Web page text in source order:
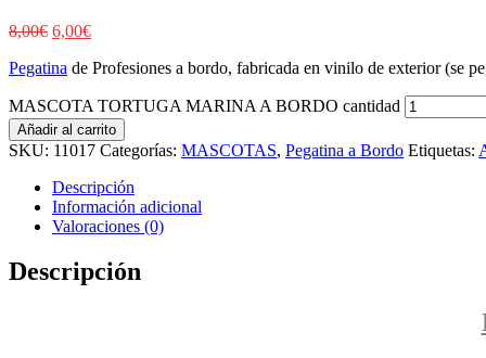
8,00€ 6,00€
Pegatina de Profesiones a bordo, fabricada en vinilo de exterior (se
MASCOTA TORTUGA MARINA A BORDO cantidad
Añadir al carrito
SKU: 11017 Categorías: MASCOTAS, Pegatina a Bordo Etiquetas:
Descripción
Información adicional
Valoraciones (0)
Descripción